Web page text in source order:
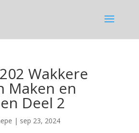
Wakkere
Maken en
Deel 2
| sep 23, 2024